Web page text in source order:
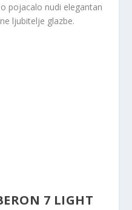
pojacalo nudi elegantan
ljubitelje glazbe.
7 LIGHT